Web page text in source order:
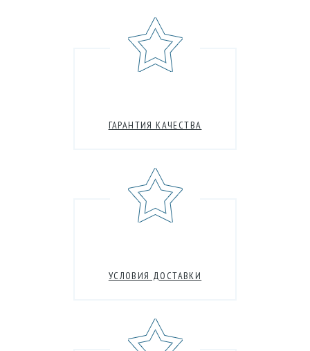
ГАРАНТИЯ КАЧЕСТВА
УСЛОВИЯ ДОСТАВКИ